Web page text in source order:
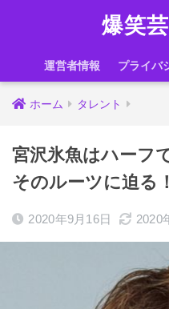
爆笑
運営者情報 プライバ
ホーム タレント
宮沢氷魚はハーフ
そのルーツに迫る！
2020年9月16日 2020